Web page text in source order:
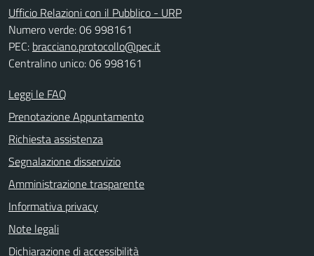
Ufficio Relazioni con il Pubblico - URP
Numero verde: 06 998161
PEC: bracciano.protocollo@pec.it
Centralino unico: 06 998161
Leggi le FAQ
Prenotazione Appuntamento
Richiesta assistenza
Segnalazione disservizio
Amministrazione trasparente
Informativa privacy
Note legali
Dichiarazione di accessibilità